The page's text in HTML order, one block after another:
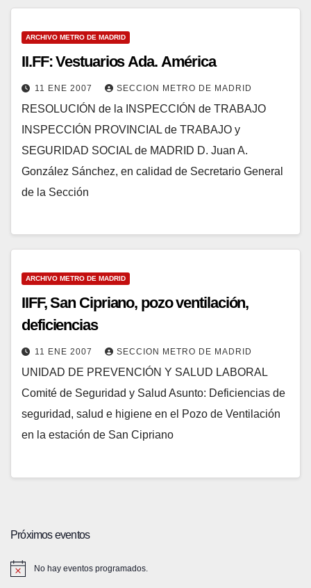
ARCHIVO METRO DE MADRID
II.FF: Vestuarios Ada. América
11 ENE 2007 SECCION METRO DE MADRID
RESOLUCIÓN de la INSPECCIÓN de TRABAJO
INSPECCIÓN PROVINCIAL de TRABAJO y
SEGURIDAD SOCIAL de MADRID D. Juan A.
González Sánchez, en calidad de Secretario General
de la Sección
ARCHIVO METRO DE MADRID
IIFF, San Cipriano, pozo ventilación,
deficiencias
11 ENE 2007 SECCION METRO DE MADRID
UNIDAD DE PREVENCIÓN Y SALUD LABORAL
Comité de Seguridad y Salud Asunto: Deficiencias de
seguridad, salud e higiene en el Pozo de Ventilación
en la estación de San Cipriano
Próximos eventos
No hay eventos programados.